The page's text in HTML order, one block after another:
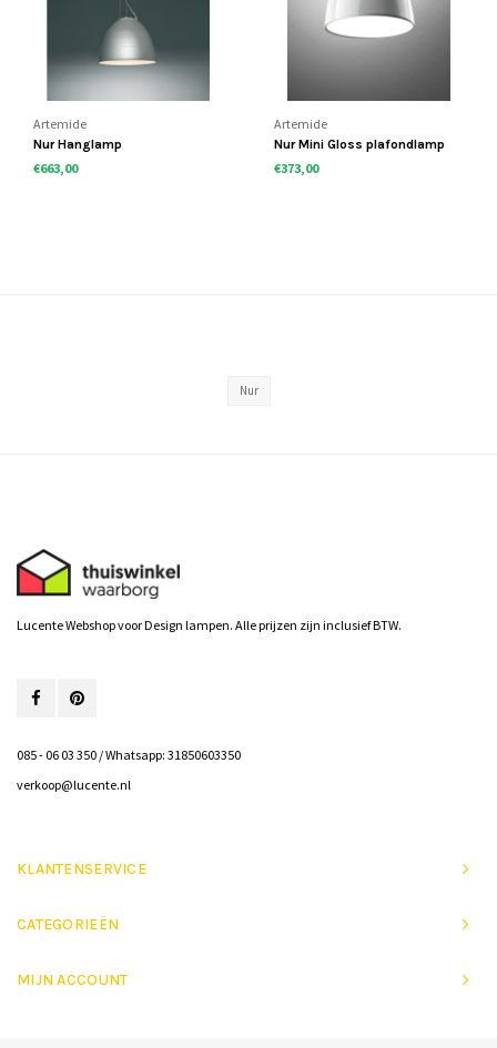
Artemide
Nur Hanglamp
€663,00
Artemide
Nur Mini Gloss plafondlamp
€373,00
Nur
Lucente Webshop voor Design lampen. Alle prijzen zijn inclusief BTW.
085 - 06 03 350 / Whatsapp: 31850603350
verkoop@lucente.nl
KLANTENSERVICE
CATEGORIEËN
MIJN ACCOUNT